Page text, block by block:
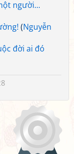
người...
(Nguyễn
đời ai đó